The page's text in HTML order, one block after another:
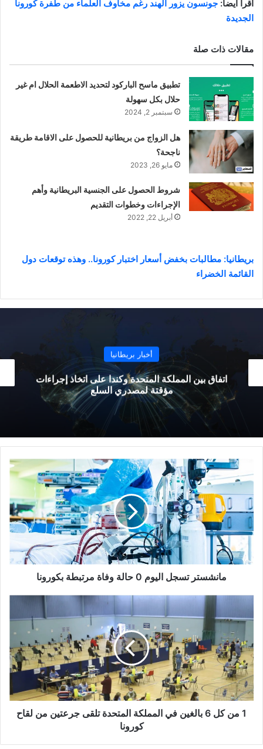
اقرأ أيضا: جونسون يزور الهند رغم مخاوف العلماء من طفرة كورونا
الجديدة
مقالات ذات صلة
تطبيق ماسح الباركود لتحديد الاطعمة الحلال ام غير
حلال بكل سهولة
سبتمبر 2, 2024
هل الزواج من بريطانية للحصول على الاقامة طريقة
ناجحة؟
مايو 26, 2023
شروط الحصول على الجنسية البريطانية وأهم
الإجراءات وخطوات التقديم
أبريل 22, 2022
بريطانيا: مطالبات بخفض أسعار اختبار كورونا.. وهذه توقعات دول
القائمة الخضراء
أخبار بريطانيا
رسمياً..خروج الأمير هاري وميغان من العائلة المالكة
البريطانية
مانشستر
تسجل
0
حالة
وفاة
مرتبطة
بكورونا
مانشستر تسجل اليوم 0 حالة وفاة مرتبطة بكورونا
كل
بالغين
في
المملكة
المتحدة
تلقى
جرعتين
1 من كل 6 بالغين في المملكة المتحدة تلقى جرعتين من لقاح
كورونا